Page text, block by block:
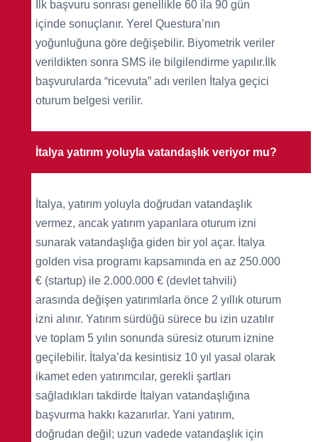
İlk başvuru sonrası genellikle 60 ila 90 gün
içinde sonuçlanır. Yerel Questura’nın
yoğunluğuna göre değişebilir. Biyometrik veriler
verildikten sonra SMS ile bilgilendirme yapılır.İlk
başvurularda “ricevuta” adı verilen İtalya geçici
oturum belgesi verilir.
İtalya yatırım yoluyla vatandaşlık veriyor mu?
İtalya, yatırım yoluyla doğrudan vatandaşlık
vermez, ancak yatırım yapanlara oturum izni
sunarak vatandaşlığa giden bir yol açar. İtalya
golden visa programı kapsamında en az 250.000
€ (startup) ile 2.000.000 € (devlet tahvili)
arasında değişen yatırımlarla önce 2 yıllık oturum
izni alınır. Yatırım sürdüğü sürece bu izin uzatılır
ve toplam 5 yılın sonunda süresiz oturum iznine
geçilebilir. İtalya’da kesintisiz 10 yıl yasal olarak
ikamet eden yatırımcılar, gerekli şartları
sağladıkları takdirde İtalyan vatandaşlığına
başvurma hakkı kazanırlar. Yani yatırım,
doğrudan değil; uzun vadede vatandaşlık için